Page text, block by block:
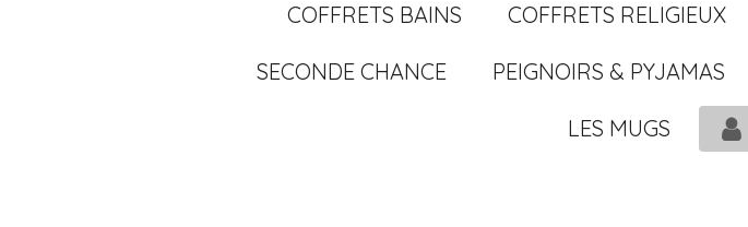
COFFRETS BAINS COFFRETS RELIGIEUX
SECONDE CHANCE PEIGNOIRS & PYJAMAS
LES MUGS